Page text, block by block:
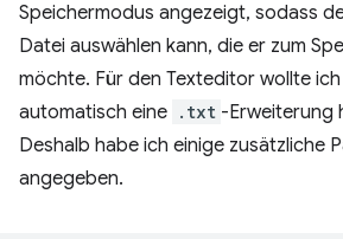
Speichermodus angezeigt, sodass
Datei auswählen kann, die er zum
möchte. Für den Texteditor wollte
automatisch eine .txt -Erweiterung
Deshalb habe ich einige zusätzliche
angegeben.